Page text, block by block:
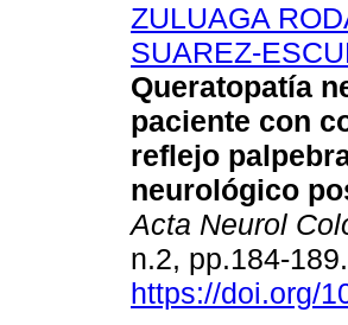
ZULUAGA
SUAREZ-
Queratopatía
paciente con
reflejo
neurológico
Acta Neurol
n.2, pp.184-
https://doi.org/